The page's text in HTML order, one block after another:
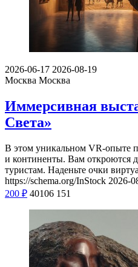
2026-06-17 2026-08-19
Москва Москва
Иммерсивная
Света»
В этом уникальном VR-опыте
и континенты. Вам откроются
туристам. Наденьте очки
https://schema.org/InStock 2026-
200 ₽ 40106 151